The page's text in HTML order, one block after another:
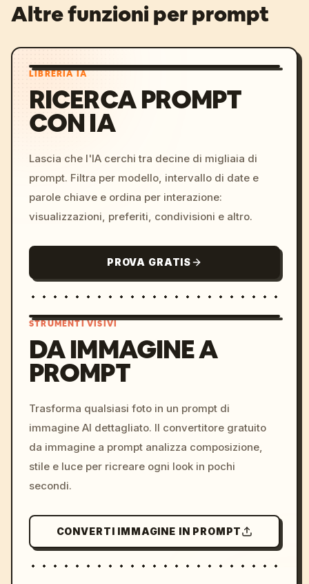
Altre funzioni per prompt
LIBRERIA IA
RICERCA PROMPT
CON IA
Lascia che l'IA cerchi tra decine di migliaia di
prompt. Filtra per modello, intervallo di date e
parole chiave e ordina per interazione:
visualizzazioni, preferiti, condivisioni e altro.
PROVA GRATIS
colors, 8k --v 6.0
STRUMENTI VISIVI
DA IMMAGINE A
PROMPT
Trasforma qualsiasi foto in un prompt di
immagine AI dettagliato. Il convertitore gratuito
da immagine a prompt analizza composizione,
stile e luce per ricreare ogni look in pochi
secondi.
CONVERTI IMMAGINE IN PROMPT